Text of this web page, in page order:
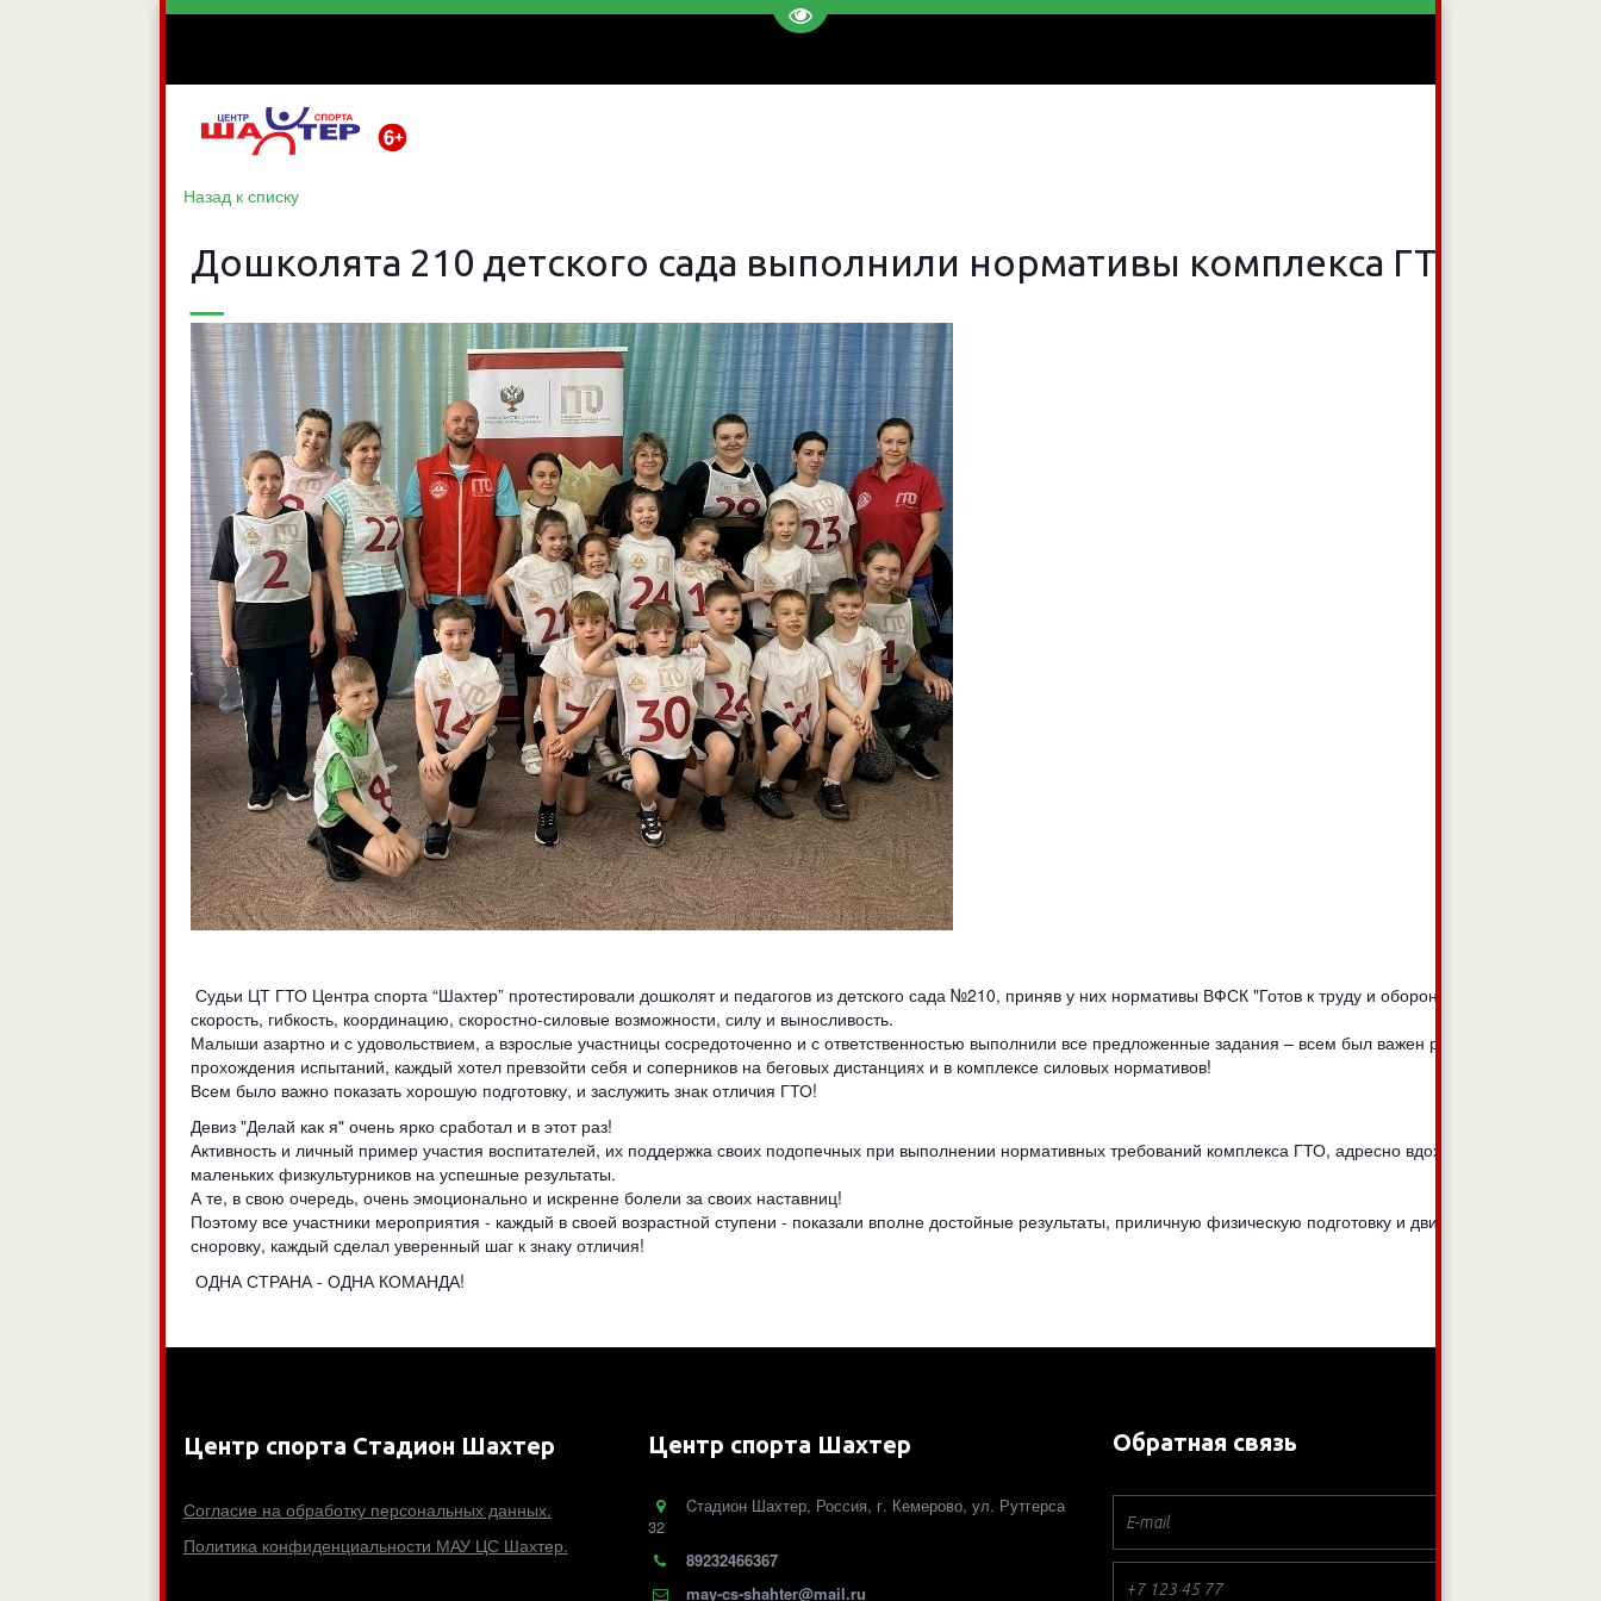
Перейти на версию для слабовидящих
Назад к списку
Дошколята 210 детского сада выполнили нормативы комплекса ГТО
Судьи ЦТ ГТО Центра спорта “Шахтер” протестировали дошколят и педагогов из детского сада №210, приняв у них нормативы ВФСК "Готов к труду и обороне" на
скорость, гибкость, координацию, скоростно-силовые возможности, силу и выносливость.
Малыши азартно и с удовольствием, а взрослые участницы сосредоточенно и с ответственностью выполнили все предложенные задания – всем был важен результат
прохождения испытаний, каждый хотел превзойти себя и соперников на беговых дистанциях и в комплексе силовых нормативов!
Всем было важно показать хорошую подготовку, и заслужить знак отличия ГТО!
Девиз "Делай как я" очень ярко сработал и в этот раз!
Активность и личный пример участия воспитателей, их поддержка своих подопечных при выполнении нормативных требований комплекса ГТО, адресно вдохновляли
маленьких физкультурников на успешные результаты.
А те, в свою очередь, очень эмоционально и искренне болели за своих наставниц!
Поэтому все участники мероприятия - каждый в своей возрастной ступени - показали вполне достойные результаты, приличную физическую подготовку и двигательную
сноровку, каждый сделал уверенный шаг к знаку отличия!
ОДНА СТРАНА - ОДНА КОМАНДА!
Центр спорта Стадион Шахтер
Согласие на обработку персональных данных.
Политика конфиденциальности МАУ ЦС Шахтер.
Центр спорта Шахтер
Cтадион Шахтер, Россия, г. Кемерово,ул. Рутгерса
32
89232466367
may-cs-shahter@mail.ru
Обратная связь